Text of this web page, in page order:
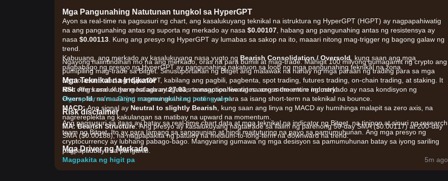
Mga Pangunahing Natutunan tungkol sa HyperGPT
Ayon sa real-time na pagsusuri ng chart, ang kasalukuyang teknikal na istruktura ng HyperGPT (HGPT) ay nagpapahiwatig
na ang pangunahing antas ng suporta ng merkado ay nasa $0.00107 , habang ang pangunahing antas ng resistensya ay
nasa $0.00113 . Kung ang presyo ng HyperGPT ay lumabas sa sakop na ito, maaari nitong mag-trigger ng bagong galaw ng
trend.
Kabuuang, ang merkado ay kasalukuyang nasa yugto ng Bearish Consolidation / Oversold, kung saan ang mga
pagbabago ng presyo ng HyperGPT ay pangunahing nakatuon sa loob ng mga pangunahing teknikal na zona.
Mga Teknikal na Indikator
RSI:Ang kasalukuyang halaga ay27.93, na nagpapahiwatig na ang momentum ng merkado ay nasa kondisyon ng
Oversold, na maaaring magmungkahi ng potensyal para sa isang short-term na teknikal na bounce.
MACD:Ang signal ay Neutral to slightly Bearish , kung saan ang linya ng MACD ay humihinga malapit sa zero axis, na
nagrereplekta ng kakulangan sa matibay na upward na momentum.
MA: Bearish Structure. Ang presyo ay kasalukuyang nagtatrade sa ilalim ng parehong 50-day SMA ($0.00117) at 200-day
SMA ($0.00188), na nagpapakita ng patuloy na medium-to-long-term na downward na trend.
Mga Driver ng Merkado
Ang kasalukuyang mga presyo at kondisyon ng merkado ng HyperGPT ay pangunahin aapektado ng mga sumusunod na
Ngayong naiintindihan mo na ang merkado, oras na para bumili at mag-trade. Mahigit 100 milyong gumagamit ng crypto ang
pumipiling mag-trade sa Bitget. Sinusuportahan ng Bitget ang malawak na hanay ng mga paraan ng trading para sa mga
crypto asset tulad ng HyperGPT, kabilang ang pagbili, pagbenta, spot trading, futures trading, on-chain trading, at staking. It
also offers one of the most advantageous transaction fee rates across the entire industry!
Sign up for a free Bitget account and start trading now!
Risk disclaimer
Ang pagsusuri sa itaas ay batay sa real-time chart data at mga teknikal na indicator ng Bitget, na tinipon at sinuri ng research
team ng Bitget. Ito ay para lamang sa sanggunian at hindi maituturing na payo sa pamumuhunan. Ang mga presyo ng
cryptocurrency ay lubhang pabago-bago. Mangyaring gumawa ng mga desisyon sa pamumuhunan batay sa iyong sariling
pagpapaubaya sa panganib.
Magpakita ng higit pa
5m ago